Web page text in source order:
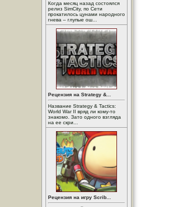
Когда месяц назад состоялся
релиз SimCity, по Сети
прокатилось цунами народного
гнева – глупые ош...
Рецензия на Strategy &...
Название Strategy & Tactics:
World War II вряд ли кому-то
знакомо. Зато одного взгляда
на ее скри...
Рецензия на игру Scrib...